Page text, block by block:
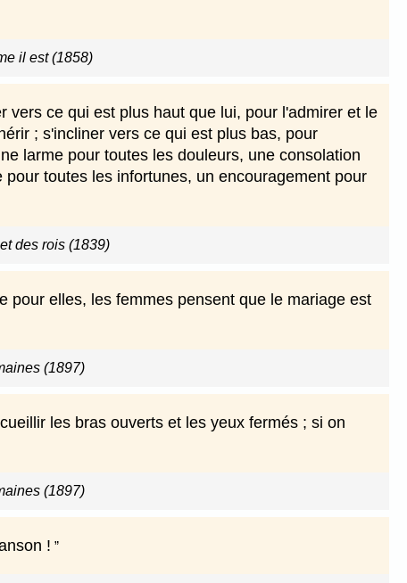
il est (1858)
ce qui est plus haut que lui, pour l'admirer et le
; s'incliner vers ce qui est plus bas, pour
larme pour toutes les douleurs, une consolation
toutes les infortunes, un encouragement pour
des rois (1839)
pour elles, les femmes pensent que le mariage est
(1897)
les bras ouverts et les yeux fermés ; si on
(1897)
!